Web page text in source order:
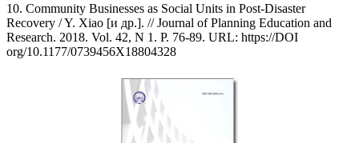
10. Community Businesses as Social Units in Post-Disaster
Recovery / Y. Xiao [и др.]. // Journal of Planning Education and
Research. 2018. Vol. 42, N 1. P. 76-89. URL: https://DOI
org/10.1177/0739456X18804328